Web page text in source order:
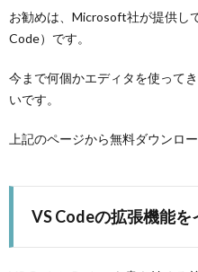
お勧めは、Microsoft社が提供し
Code）です。
今まで何個かエディタを使って
いです。
上記のページから無料ダウンロ
VS Codeの拡張機能を